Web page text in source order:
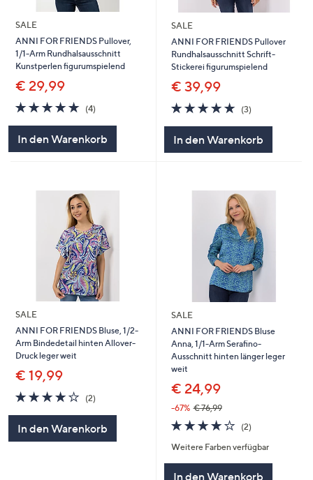
SALE
ANNI FOR FRIENDS Pullover,
1/1-Arm Rundhalsausschnitt
Kunstperlen figurumspielend
€ 29,99
4.8
von
(4)4
In den Warenkorb
SALE
ANNI FOR FRIENDS Pullover
Rundhalsausschnitt Schrift-
Stickerei figurumspielend
€ 39,99
4.7
von
(3)3
In den Warenkorb
SALE
ANNI FOR FRIENDS Bluse, 1/2-
Arm Bindedetail hinten Allover-
Druck leger weit
€ 19,99
4.0
von
(2)2
In den Warenkorb
SALE
ANNI FOR FRIENDS Bluse
Anna, 1/1-Arm Serafino-
Ausschnitt hinten länger leger
weit
€ 24,99
-67% € 76,99
4.0
von
5
(2)2
Weitere Farben verfügbar
In den Warenkorb